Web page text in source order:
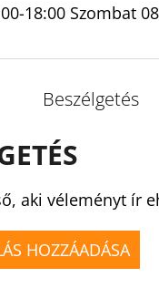
18:00 Szombat
Beszélgetés
aki véleményt ír
HOZZÁADÁSA